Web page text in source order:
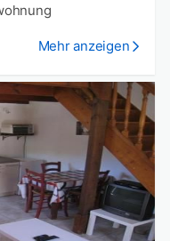
Mehr anzeigen